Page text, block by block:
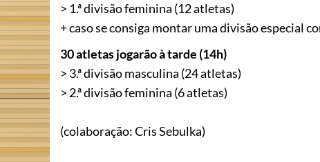
> 1.ª divisão feminina (12 atletas)
+ caso se consiga montar uma divisão especial
30 atletas jogarão à tarde (14h)
> 3.ª divisão masculina (24 atletas)
> 2.ª divisão feminina (6 atletas)
(colaboração: Cris Sebulka)